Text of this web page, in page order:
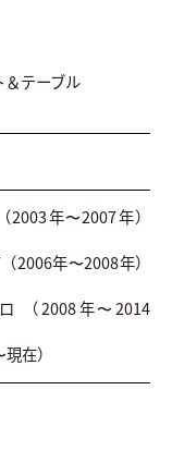
＆テーブル
年〜2007年）
2006年〜2008年）
（2008年〜2014
在）